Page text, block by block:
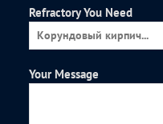
Refractory You Need
Your Message